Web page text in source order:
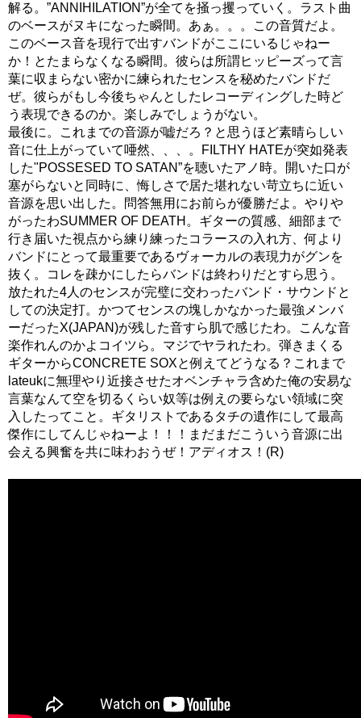
解る。”ANNIHILATION”が全てを掻っ攫っていく。ラスト曲
のベースがヌキになった瞬間。あぁ。。。この音質だよ。
このベース音を現行で出すバンドがここにいるじゃねー
か！とたまらなくなる瞬間。彼らは所謂ヒッピーズって言
葉に収まらない密かに練られたセンスを秘めたバンドだ
ぜ。彼らがもし今後ちゃんとしたレコーディングした時ど
う表現できるのか。楽しみでしょうがない。
最後に。これまでの音源が嘘だろ？と思うほど素晴らしい
音に仕上がっていて唖然、、、。FILTHY HATEが突如発表
した"POSSESED TO SATAN”を聴いたアノ時。開いた口が
塞がらないと同時に、悔しさで居た堪れない苛立ちに近い
音源を思い出した。問答無用にお前らが優勝だよ。やりや
がったわSUMMER OF DEATH。ギターの質感、細部まで
行き届いた視点から練り練ったコラースの入れ方、何より
バンドにとって最重要であるヴォーカルの表現力がグンを
抜く。コレを疎かにしたらバンドは終わりだとすら思う。
放たれた4人のセンスが完璧に交わったバンド・サウンドと
しての決定打。かつてセンスの塊しかなかった最強メンバ
ーだったX(JAPAN)が残した音すら肌で感じたわ。こんな音
楽作れんのかよコイツら。マジでヤラれたわ。弾きまくる
ギターからCONCRETE SOXと例えてどうなる？これまで
lateukに無理やり近接させたオベンチャラ含めた俺の安易な
言葉なんて空を切るくらい奴等は例えの要らない領域に突
入したってこと。ギタリストであるタチの遺作にして最高
傑作にしてんじゃねーよ！！！まだまだこういう音源に出
会える興奮を共に味わおうぜ！アディオス！(R)